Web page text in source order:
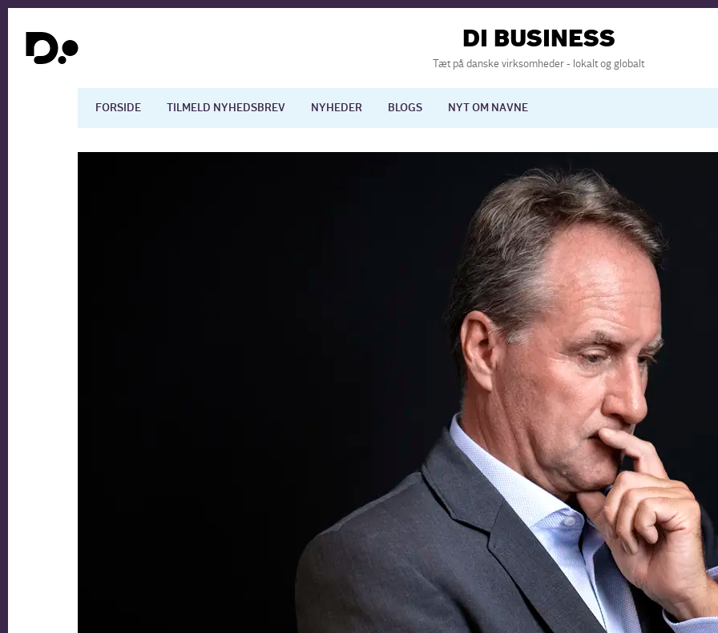
DI BUSINESS
Tæt på danske virksomheder - lokalt og globalt
FORSIDE TILMELD NYHEDSBREV NYHEDER BLOGS NYT OM NAVNE
International økonomi
Europapolitik